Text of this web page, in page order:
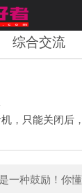
综合交流
，只能关闭后
一种鼓励！你